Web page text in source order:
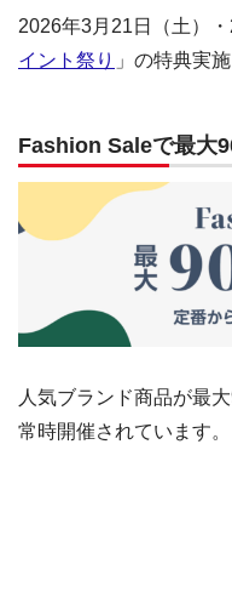
2026年3月21日（土）・
イント祭り 」の特典実施
Fashion Saleで最大
人気ブランド商品が最
常時開催されています。